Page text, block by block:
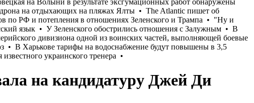
на кандидатуру Джей Ди